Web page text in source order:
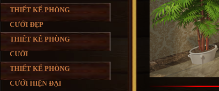
THIẾT KẾ PHÒNG
CƯỚI ĐẸP
THIẾT KẾ PHÒNG
CƯỚI
THIẾT KẾ PHÒNG
CƯỚI HIỆN ĐẠI